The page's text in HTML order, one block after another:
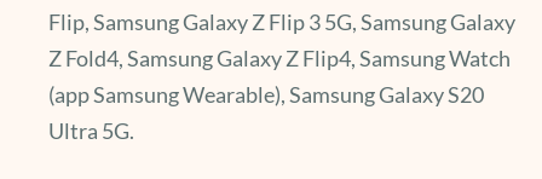
Flip, Samsung Galaxy Z Flip 3 5G, Samsung Galaxy
Z Fold4, Samsung Galaxy Z Flip4, Samsung Watch
(app Samsung Wearable), Samsung Galaxy S20
Ultra 5G.